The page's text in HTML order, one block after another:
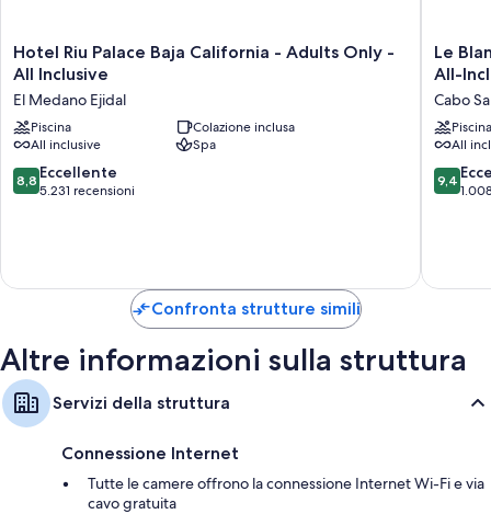
Hotel
Riu
Baja
California
-
Adults
Only
Medano
Hotel Riu Palace Baja California - Adults Only -
All Inclusive
El Medano Ejidal
Piscina
Colazione inclusa
All inclusive
Spa
8.8
su
8,8 Eccellente
5.231 recensioni
Le
Blanc
Resort
Los
Cabos
-
Adults
Cabo
Le
All-
Cabo
Piscina
All
9.4
su
9,4
Confronta strutture simili
Altre informazioni sulla struttura
Servizi della struttura
Connessione Internet
Tutte le camere offrono la connessione Internet Wi-Fi e via
cavo gratuita